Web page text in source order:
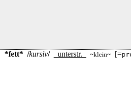
*fett* /kursiv/ unterstr. ~klein~ [=